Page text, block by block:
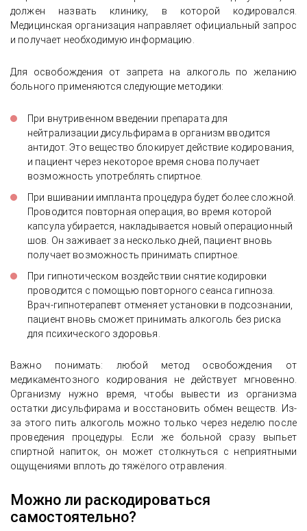
должен назвать клинику, в которой кодировался.
Медицинская организация направляет официальный запрос
и получает необходимую информацию.
Для освобождения от запрета на алкоголь по желанию
больного применяются следующие методики:
При внутривенном введении препарата для
нейтрализации дисульфирама в организм вводится
антидот. Это вещество блокирует действие кодирования,
и пациент через некоторое время снова получает
возможность употреблять спиртное.
При вшивании импланта процедура будет более сложной.
Проводится повторная операция, во время которой
капсула убирается, накладывается новый операционный
шов. Он заживает за несколько дней, пациент вновь
получает возможность принимать спиртное.
При гипнотическом воздействии снятие кодировки
проводится с помощью повторного сеанса гипноза.
Врач-гипнотерапевт отменяет установки в подсознании,
пациент вновь сможет принимать алкоголь без риска
для психического здоровья.
Важно понимать: любой метод освобождения от
медикаментозного кодирования не действует мгновенно.
Организму нужно время, чтобы вывести из организма
остатки дисульфирама и восстановить обмен веществ. Из-
за этого пить алкоголь можно только через неделю после
проведения процедуры. Если же больной сразу выпьет
спиртной напиток, он может столкнуться с неприятными
ощущениями вплоть до тяжёлого отравления.
Можно ли раскодироваться
самостоятельно?